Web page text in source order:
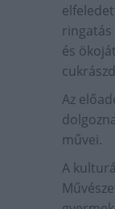
ringatás
és
Az
művei.
A